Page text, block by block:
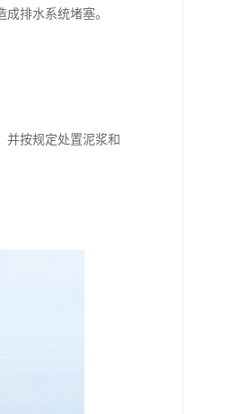
排水系统堵塞。
并按规定处置泥浆和